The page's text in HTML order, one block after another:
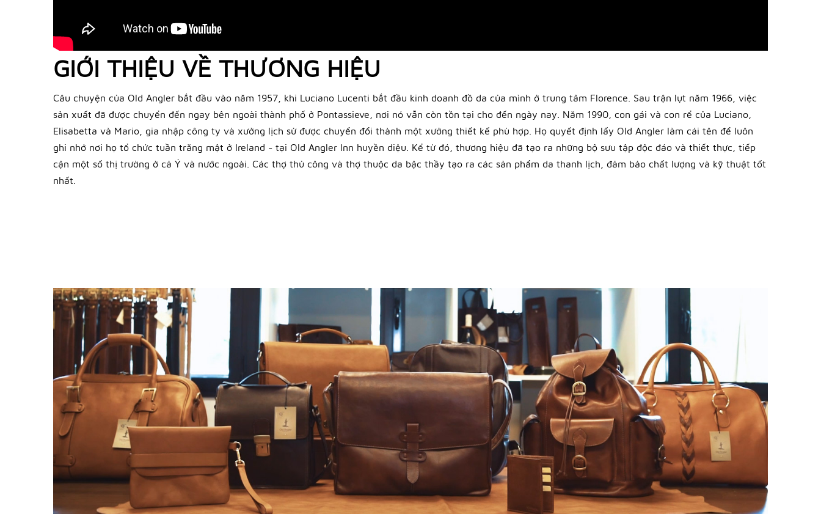
GIỚI THIỆU VỀ THƯƠNG HIỆU
Câu chuyện của Old Angler bắt đầu vào năm 1957, khi Luciano Lucenti bắt đầu kinh doanh đồ da của mình ở trung tâm Florence. Sau trận lụt năm 1966, việc
sản xuất đã được chuyển đến ngay bên ngoài thành phố ở Pontassieve, nơi nó vẫn còn tồn tại cho đến ngày nay. Năm 1990, con gái và con rể của Luciano,
Elisabetta và Mario, gia nhập công ty và xưởng lịch sử được chuyển đổi thành một xưởng thiết kế phù hợp. Họ quyết định lấy Old Angler làm cái tên để luôn
ghi nhớ nơi họ tổ chức tuần trăng mật ở Ireland - tại Old Angler Inn huyền diệu. Kể từ đó, thương hiệu đã tạo ra những bộ sưu tập độc đáo và thiết thực, tiếp
cận một số thị trường ở cả Ý và nước ngoài. Các thợ thủ công và thợ thuộc da bậc thầy tạo ra các sản phẩm da thanh lịch, đảm bảo chất lượng và kỹ thuật tốt
nhất.